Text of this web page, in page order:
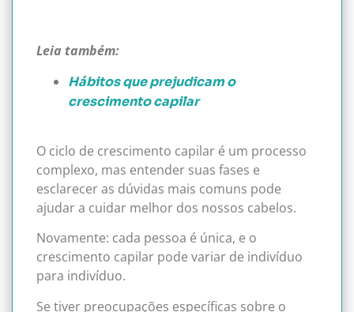
Leia também:
Hábitos que prejudicam o
crescimento capilar
O ciclo de crescimento capilar é um processo
complexo, mas entender suas fases e
esclarecer as dúvidas mais comuns pode
ajudar a cuidar melhor dos nossos cabelos.
Novamente: cada pessoa é única, e o
crescimento capilar pode variar de indivíduo
para indivíduo.
Se tiver preocupações específicas sobre o